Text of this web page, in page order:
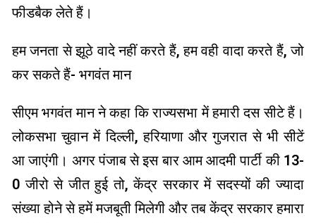
फीडबैक लेते हैं।
हम जनता से झूठे वादे नहीं करते हैं, हम वही वादा करते हैं, जो
कर सकते हैं- भगवंत मान
सीएम भगवंत मान ने कहा कि राज्यसभा में हमारी दस सीटे हैं।
लोकसभा चुवान में दिल्ली, हरियाणा और गुजरात से भी सीटें
आ जाएंगी। अगर पंजाब से इस बार आम आदमी पार्टी की 13-
0 जीरो से जीत हुई तो, केंद्र सरकार में सदस्यों की ज्यादा
संख्या होने से हमें मजबूती मिलेगी और तब केंद्र सरकार हमारा